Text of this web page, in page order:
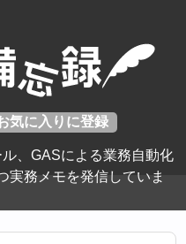
、GASによる業務自動化
実務メモを発信していま